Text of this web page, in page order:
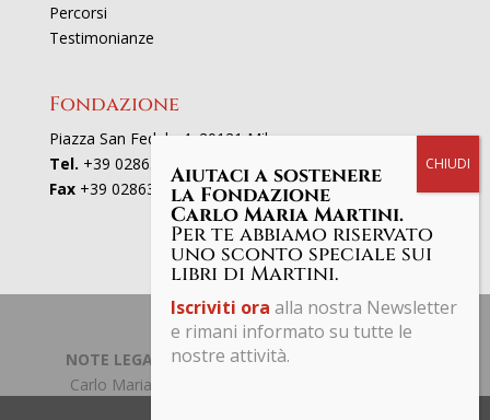
Percorsi
Testimonianze
Fondazione
Piazza San Fedele 4, 20121 Milano
Tel. +39 02863521
Fax+39 0286352801
NOTE LEGALI | PRIVACY POLICY
Carlo Maria Martini C.F. 97661190153 Tutti i diritti
Aiutaci a sostenere
la Fondazione
Carlo Maria Martini.
Per te abbiamo riservato
uno sconto speciale sui
libri di Martini.
Iscriviti ora alla nostra Newsletter
e rimani informato su tutte le
nostre attività.